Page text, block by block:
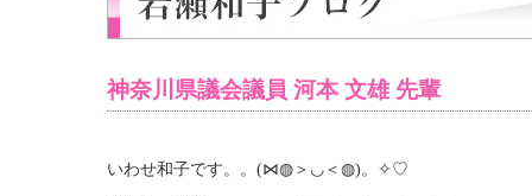
神奈川県議会議員 河本 文雄 先輩
いわせ和子です。。(⋈◍＞◡＜◍)。✧♡